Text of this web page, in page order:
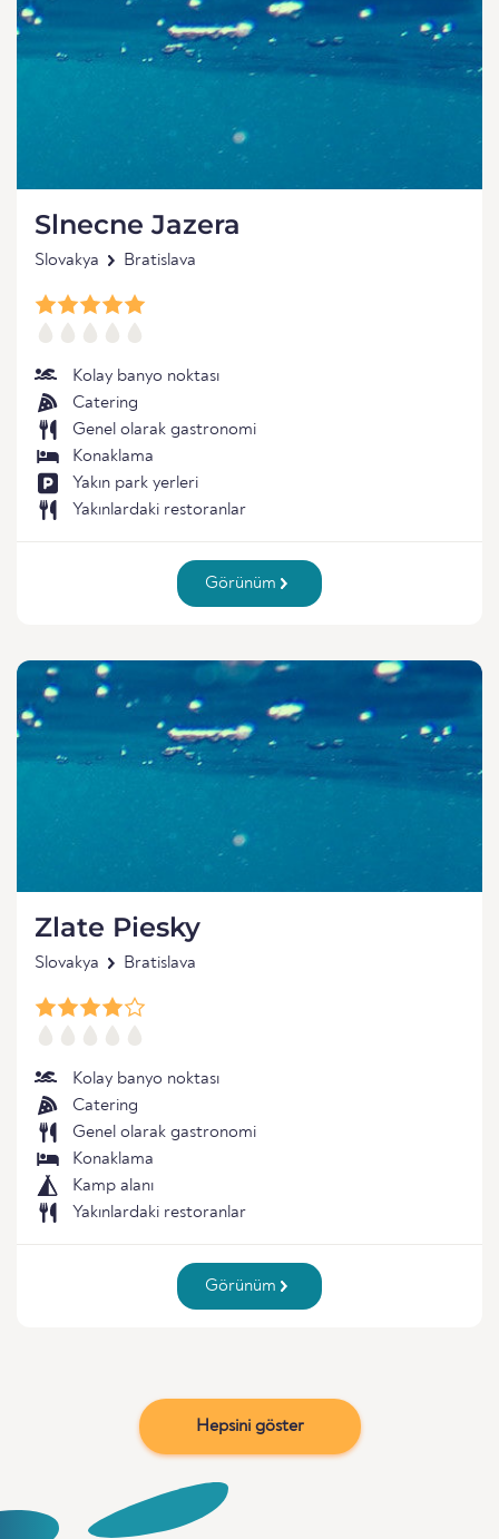
Slnecne Jazera
Slovakya Bratislava
Kolay banyo noktası
Catering
Genel olarak gastronomi
Konaklama
Yakın park yerleri
Yakınlardaki restoranlar
Görünüm
Zlate Piesky
Slovakya Bratislava
Kolay banyo noktası
Catering
Genel olarak gastronomi
Konaklama
Kamp alanı
Yakınlardaki restoranlar
Görünüm
Hepsini göster